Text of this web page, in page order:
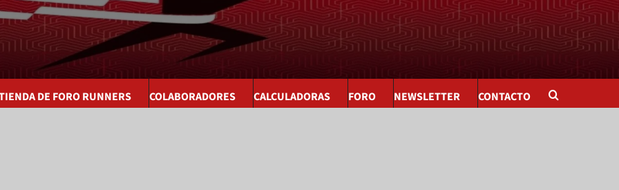
DE FORO RUNNERS COLABORADORES CALCULADORAS FORO NEWSLETTER CONTACTO